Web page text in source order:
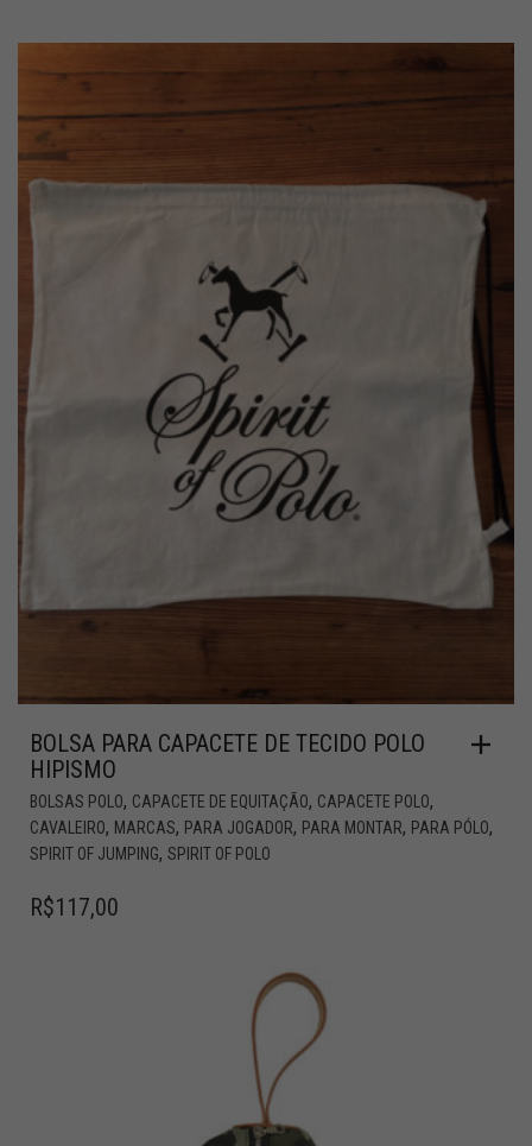
BOLSA PARA CAPACETE DE TECIDO POLO
HIPISMO
BOLSAS POLO, CAPACETE DE EQUITAÇÃO, CAPACETE POLO,
CAVALEIRO, MARCAS, PARA JOGADOR, PARA MONTAR, PARA PÓLO,
SPIRIT OF JUMPING, SPIRIT OF POLO
R$117,00